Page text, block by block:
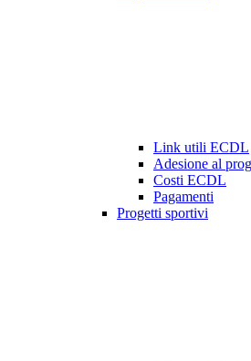
Link utili ECDL
Adesione al
Costi ECDL
Pagamenti
Progetti sportivi